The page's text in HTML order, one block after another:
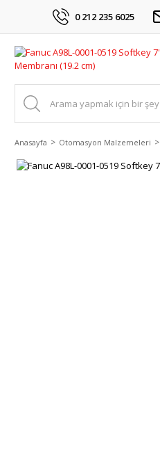
0 212 235 6025
Anasayfa Otomasyon Malzemeleri